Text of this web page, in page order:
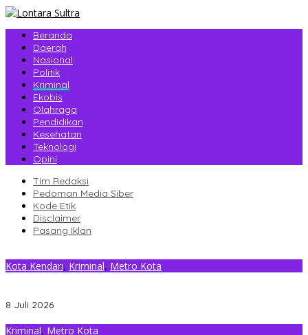
Beranda
Daerah
Nasional
Politik
Kriminal
Ekobis
Olahraga
Pendidikan
Kesehatan
Teknologi
Opini
Tim Redaksi
Pedoman Media Siber
Kode Etik
Disclaimer
Pasang Iklan
Kota Kendari, Kriminal, Metro Kota
8 Juli 2026
Kriminal, Metro Kota